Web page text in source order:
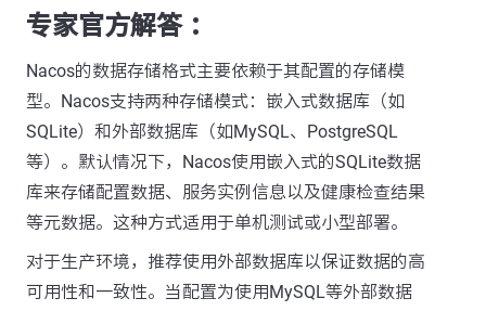
专家官方解答 ：
Nacos的数据存储格式主要依赖于其配置的存储模
型。Nacos支持两种存储模式：嵌入式数据库（如
SQLite）和外部数据库（如MySQL、PostgreSQL
等）。默认情况下，Nacos使用嵌入式的SQLite数据
库来存储配置数据、服务实例信息以及健康检查结果
等元数据。这种方式适用于单机测试或小型部署。
对于生产环境，推荐使用外部数据库以保证数据的高
可用性和一致性。当配置为使用MySQL等外部数据